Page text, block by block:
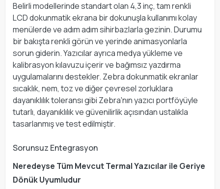
Belirli modellerinde standart olan 4,3 inç, tam renkli
LCD dokunmatik ekrana bir dokunuşla kullanımı kolay
menülerde ve adım adım sihirbazlarla gezinin. Durumu
bir bakışta renkli görün ve yerinde animasyonlarla
sorun giderin. Yazıcılar ayrıca medya yükleme ve
kalibrasyon kılavuzu içerir ve bağımsız yazdırma
uygulamalarını destekler. Zebra dokunmatik ekranlar
sıcaklık, nem, toz ve diğer çevresel zorluklara
dayanıklılık toleransı gibi Zebra'nın yazıcı portföyüyle
tutarlı, dayanıklılık ve güvenilirlik açısından ustalıkla
tasarlanmış ve test edilmiştir.
Sorunsuz Entegrasyon
Neredeyse Tüm Mevcut Termal Yazıcılar ile Geriye
Dönük Uyumludur